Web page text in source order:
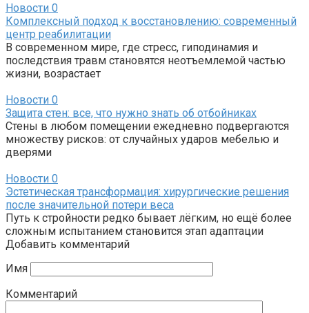
Новости 0
Комплексный подход к восстановлению: современный
центр реабилитации
В современном мире, где стресс, гиподинамия и
последствия травм становятся неотъемлемой частью
жизни, возрастает
Новости 0
Защита стен: все, что нужно знать об отбойниках
Стены в любом помещении ежедневно подвергаются
множеству рисков: от случайных ударов мебелью и
дверями
Новости 0
Эстетическая трансформация: хирургические решения
после значительной потери веса
Путь к стройности редко бывает лёгким, но ещё более
сложным испытанием становится этап адаптации
Добавить комментарий
Имя
Комментарий